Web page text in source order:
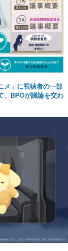
メ」に視聴者の一部
、BPOが議論を交わ